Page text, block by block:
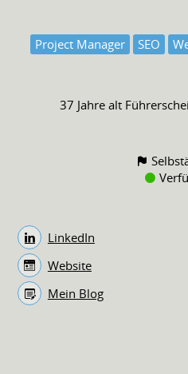
Project Manager SEO
37 Jahre alt
LinkedIn
Website
Mein Blog